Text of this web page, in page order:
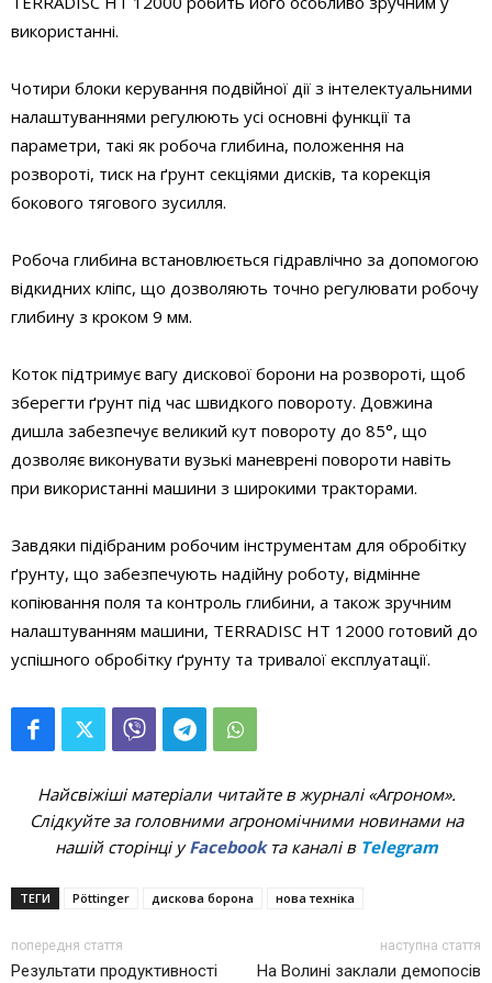
використанні.
Чотири блоки керування подвійної дії з інтелектуальними
налаштуваннями регулюють усі основні функції та
параметри, такі як робоча глибина, положення на
розвороті, тиск на ґрунт секціями дисків, та корекція
бокового тягового зусилля.
Робоча глибина встановлюється гідравлічно за допомогою
відкидних кліпс, що дозволяють точно регулювати робочу
глибину з кроком 9 мм.
Коток підтримує вагу дискової борони на розвороті, щоб
зберегти ґрунт під час швидкого повороту. Довжина
дишла забезпечує великий кут повороту до 85°, що
дозволяє виконувати вузькі маневрені повороти навіть
при використанні машини з широкими тракторами.
Завдяки підібраним робочим інструментам для обробітку
ґрунту, що забезпечують надійну роботу, відмінне
копіювання поля та контроль глибини, а також зручним
налаштуванням машини, TERRADISC HT 12000 готовий до
успішного обробітку ґрунту та тривалої експлуатації.
Найсвіжіші матеріали читайте в журналі «Агроном».
Слідкуйте за головними агрономічними новинами на
нашій сторінці уFacebookта каналі в Telegram
ТЕГИ Pöttinger дискова борона нова техніка
попередня стаття
Результати продуктивності
наступна стаття
На Волині заклали демопосів